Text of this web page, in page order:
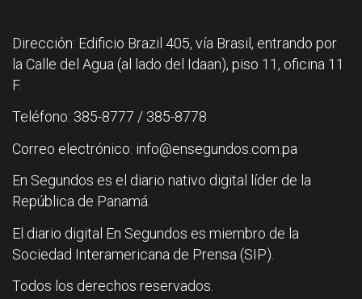
Dirección: Edificio Brazil 405, vía Brasil, entrando por
la Calle del Agua (al lado del Idaan), piso 11, oficina 11
F.
Teléfono: 385-8777 / 385-8778
Correo electrónico: info@ensegundos.com.pa
En Segundos es el diario nativo digital líder de la
República de Panamá.
El diario digital En Segundos es miembro de la
Sociedad Interamericana de Prensa (SIP).
Todos los derechos reservados.